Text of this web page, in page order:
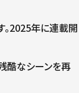
。2025年に連載開
酷なシーンを再